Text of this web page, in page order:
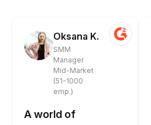
Oksana K.
SMM
Manager
Mid-Market
(51-1000
emp.)
A world of